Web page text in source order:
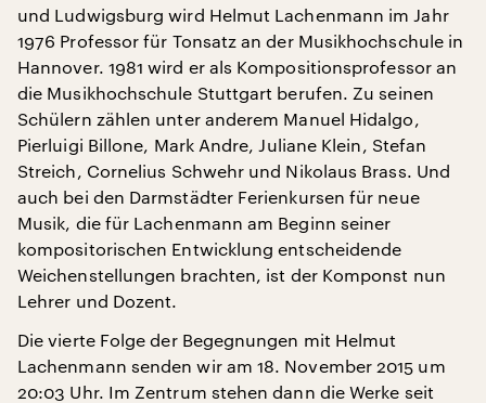
und Ludwigsburg wird Helmut Lachenmann im Jahr
1976 Professor für Tonsatz an der Musikhochschule in
Hannover. 1981 wird er als Kompositionsprofessor an
die Musikhochschule Stuttgart berufen. Zu seinen
Schülern zählen unter anderem Manuel Hidalgo,
Pierluigi Billone, Mark Andre, Juliane Klein, Stefan
Streich, Cornelius Schwehr und Nikolaus Brass. Und
auch bei den Darmstädter Ferienkursen für neue
Musik, die für Lachenmann am Beginn seiner
kompositorischen Entwicklung entscheidende
Weichenstellungen brachten, ist der Komponst nun
Lehrer und Dozent.
Die vierte Folge der Begegnungen mit Helmut
Lachenmann senden wir am 18. November 2015 um
20:03 Uhr. Im Zentrum stehen dann die Werke seit